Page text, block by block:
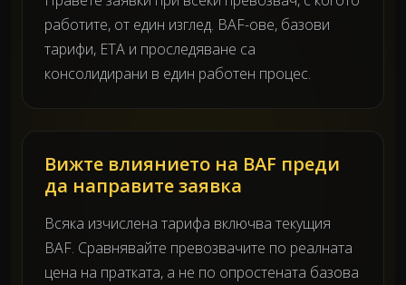
работите, от един изглед. BAF-ове, базови
тарифи, ETA и проследяване са
консолидирани в един работен процес.
Вижте влиянието на BAF преди
да направите заявка
Всяка изчислена тарифа включва текущия
BAF. Сравнявайте превозвачите по реалната
цена на пратката, а не по опростената базова